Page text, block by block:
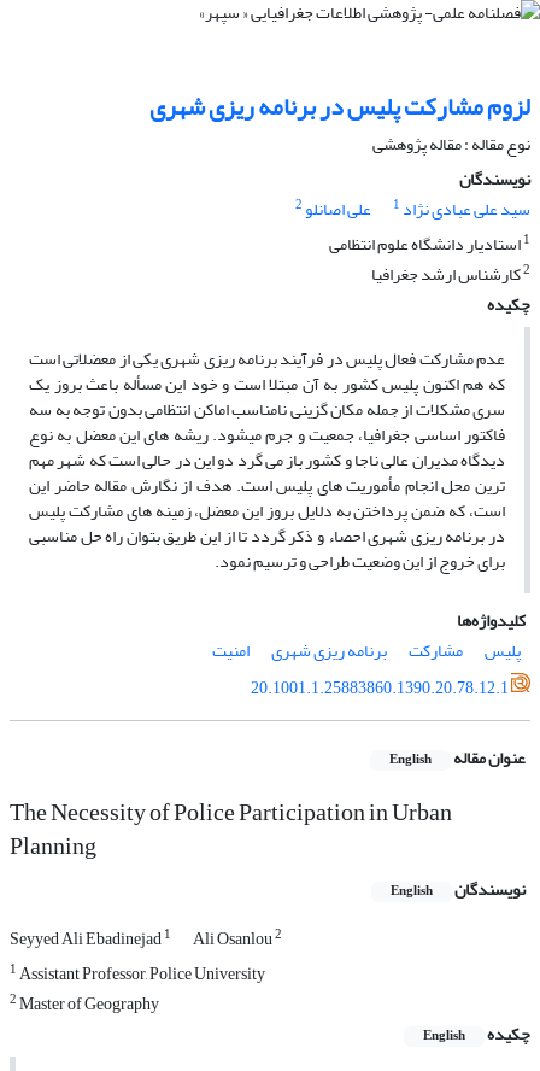
لزوم مشارکت پلیس در برنامه‏ ریزى شهرى
نوع مقاله : مقاله پژوهشی
نویسندگان
سید علی عبادی نژاد 1 علی اصانلو2
1استادیار دانشگاه علوم انتظامى
2کارشناس ارشد جغرافیا
چکیده
عدم مشارکت فعال پلیس در فرآیند برنامه‏ ریزى شهرى یکى از معضلاتى است
که هم اکنون پلیس کشور به آن مبتلا است و خود این مسأله باعث بروز یک
سرى مشکلات از جمله مکان گزینى نامناسب اماکن انتظامى بدون توجه به سه
فاکتور اساسى جغرافیا، جمعیت و جرم مى‏شود. ریشه‏ هاى این معضل به نوع
دیدگاه مدیران عالى ناجا و کشور باز می گرد دو این در حالى است که شهر مهم‏
ترین محل انجام مأموریت‏ هاى پلیس است. هدف از نگارش مقاله حاضر این
است، که ضمن پرداختن به دلایل بروز این معضل، زمینه‏ هاى مشارکت پلیس
در برنامه‏ ریزى شهرى احصاء و ذکر گردد تا از این طریق بتوان راه حل مناسبى
براى خروج از این وضعیت طراحى و ترسیم نمود.
کلیدواژه‌ها
پلیس
مشارکت برنامه ‏ریزى شهرى
امنیت
20.1001.1.25883860.1390.20.78.12.1
عنوان مقاله English
The Necessity of Police Participation in Urban
Planning
نویسندگان English
Seyyed Ali Ebadinejad1 Ali Osanlou2
1Assistant Professor, Police University
2Master of Geography
چکیده
English